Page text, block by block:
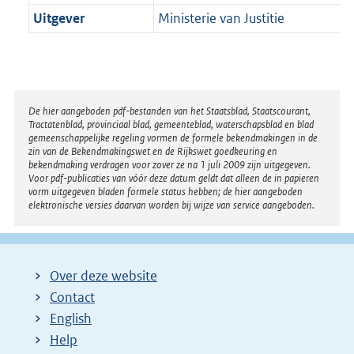
Uitgever Ministerie van Justitie
Disclaimer
De hier aangeboden pdf-bestanden van het Staatsblad, Staatscourant,
Tractatenblad, provinciaal blad, gemeenteblad, waterschapsblad en blad
gemeenschappelijke regeling vormen de formele bekendmakingen in de
zin van de Bekendmakingswet en de Rijkswet goedkeuring en
bekendmaking verdragen voor zover ze na 1 juli 2009 zijn uitgegeven.
Voor pdf-publicaties van vóór deze datum geldt dat alleen de in papieren
vorm uitgegeven bladen formele status hebben; de hier aangeboden
elektronische versies daarvan worden bij wijze van service aangeboden.
Over deze website
Contact
English
Help